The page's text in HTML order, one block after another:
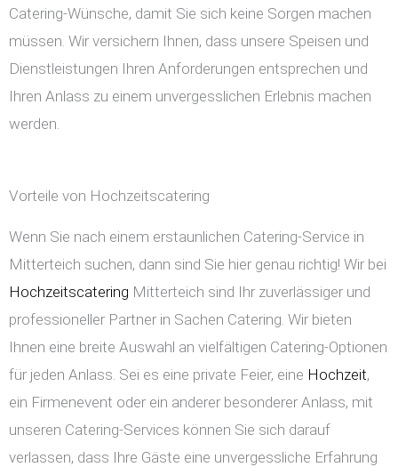
Catering-Wünsche, damit Sie sich keine Sorgen machen
müssen. Wir versichern Ihnen, dass unsere Speisen und
Dienstleistungen Ihren Anforderungen entsprechen und
Ihren Anlass zu einem unvergesslichen Erlebnis machen
werden.
Vorteile von Hochzeitscatering
Wenn Sie nach einem erstaunlichen Catering-Service in
Mitterteich suchen, dann sind Sie hier genau richtig! Wir bei
Hochzeitscatering Mitterteich sind Ihr zuverlässiger und
professioneller Partner in Sachen Catering. Wir bieten
Ihnen eine breite Auswahl an vielfältigen Catering-Optionen
für jeden Anlass. Sei es eine private Feier, eine Hochzeit,
ein Firmenevent oder ein anderer besonderer Anlass, mit
unseren Catering-Services können Sie sich darauf
verlassen, dass Ihre Gäste eine unvergessliche Erfahrung